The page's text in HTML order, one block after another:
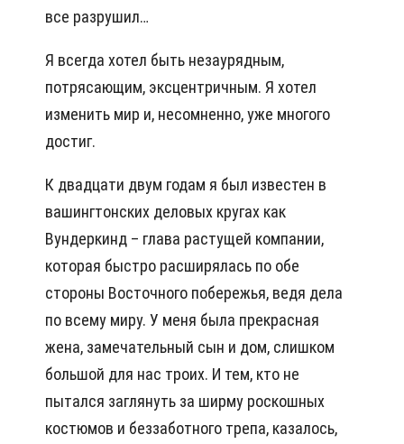
все разрушил…
Я всегда хотел быть незаурядным,
потрясающим, эксцентричным. Я хотел
изменить мир и, несомненно, уже многого
достиг.
К двадцати двум годам я был известен в
вашингтонских деловых кругах как
Вундеркинд – глава растущей компании,
которая быстро расширялась по обе
стороны Восточного побережья, ведя дела
по всему миру. У меня была прекрасная
жена, замечательный сын и дом, слишком
большой для нас троих. И тем, кто не
пытался заглянуть за ширму роскошных
костюмов и беззаботного трепа, казалось,